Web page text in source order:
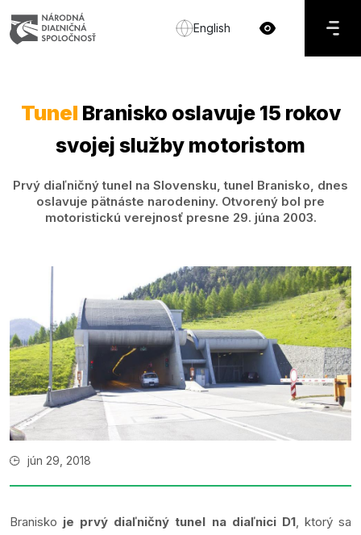
English
Tunel Branisko oslavuje 15 rokov
svojej služby motoristom
Prvý diaľničný tunel na Slovensku, tunel Branisko, dnes
oslavuje pätnáste narodeniny. Otvorený bol pre
motoristickú verejnosť presne 29. júna 2003.
jún 29, 2018
Branisko je prvý diaľničný tunel na diaľnici D1, ktorý sa